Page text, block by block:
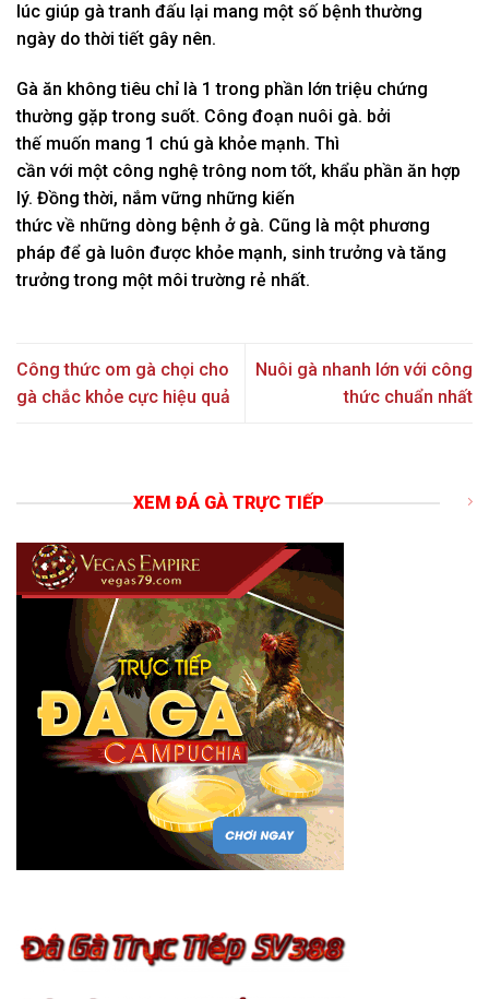
lúc giúp gàtranh đấu lại mang một số bệnhthường
ngày do thời tiết gây nên.
Gà ăn không tiêu chỉ là 1 trong phần lớn triệu chứng
thường gặp trong suốt. Công đoạn nuôi gà. bởi
thếmuốn mang 1 chú gà khỏe mạnh. Thì
cần với một công nghệ trông nom tốt, khẩu phần ăn hợp
lý. Đồng thời, nắm vững những kiến
thức về những dòng bệnh ở gà. Cũng là một phương
pháp để gà luôn được khỏe mạnh, sinh trưởng vàtăng
trưởng trong một môi trường rẻ nhất.
Công thức om gà chọi cho
gà chắc khỏe cực hiệu quả
Nuôi gà nhanh lớn với công
thức chuẩn nhất
XEM ĐÁ GÀ TRỰC TIẾP